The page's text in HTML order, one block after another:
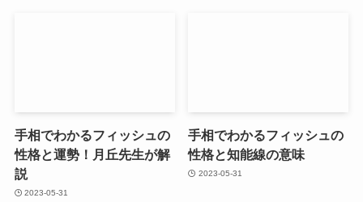
手相でわかるフィッシュの
性格と運勢！月丘先生が解
説
2023-05-31
手相でわかるフィッシュの
性格と知能線の意味
2023-05-31